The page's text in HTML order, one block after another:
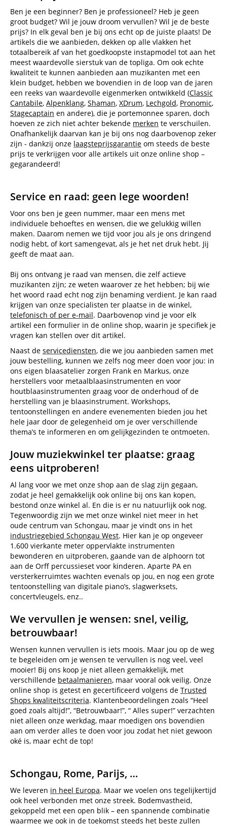
Ben je een beginner? Ben je professioneel? Heb je geen
groot budget? Wil je jouw droom vervullen? Wil je de beste
prijs? In elk geval ben je bij ons echt op de juiste plaats! De
artikels die we aanbieden, dekken op alle vlakken het
totaalbereik af van het goedkoopste instapmodel tot aan het
meest waardevolle sierstuk van de topliga. Om ook echte
kwaliteit te kunnen aanbieden aan muzikanten met een
klein budget, hebben we bovendien in de loop van de jaren
een reeks van waardevolle eigenmerken ontwikkeld (Classic
Cantabile, Alpenklang, Shaman, XDrum, Lechgold, Pronomic,
Stagecaptain en andere), die je portemonnee sparen, doch
hoeven ze zich niet achter bekende merken te verschuilen.
Onafhankelijk daarvan kan je bij ons nog daarbovenop zeker
zijn - dankzij onze laagsteprijsgarantie om steeds de beste
prijs te verkrijgen voor alle artikels uit onze online shop –
gegarandeerd!
Service en raad: geen lege woorden!
Voor ons ben je geen nummer, maar een mens met
individuele behoeftes en wensen, die we gelukkig willen
maken. Daarom nemen we tijd voor jou als je ons dringend
nodig hebt, of kort samengevat, als je het net druk hebt. Jij
geeft de maat aan.
Bij ons ontvang je raad van mensen, die zelf actieve
muzikanten zijn; ze weten waarover ze het hebben; bij wie
het woord raad echt nog zijn benaming verdient. Je kan raad
krijgen van onze specialisten ter plaatse in de winkel,
telefonisch of per e-mail. Daarbovenop vind je voor elk
artikel een formulier in de online shop, waarin je specifiek je
vragen kan stellen over dit artikel.
Naast de servicediensten, die we jou aanbieden samen met
jouw bestelling, kunnen we zelfs nog meer doen voor jou: in
ons eigen blaasatelier zorgen Frank en Markus, onze
herstellers voor metaalblaasinstrumenten en voor
houtblaasinstrumenten graag voor de onderhoud of de
herstelling van je blaasinstrument. Workshops,
tentoonstellingen en andere evenementen bieden jou het
hele jaar door de gelegenheid om je over verschillende
thema’s te informeren en om gelijkgezinden te ontmoeten.
Jouw muziekwinkel ter plaatse: graag
eens uitproberen!
Al lang voor we met onze shop aan de slag zijn gegaan,
zodat je heel gemakkelijk ook online bij ons kan kopen,
bestond onze winkel al. En die is er nu natuurlijk ook nog.
Tegenwoordig zijn we met onze winkel niet meer in het
oude centrum van Schongau, maar je vindt ons in het
industriegebied Schongau West. Hier kan je op ongeveer
1.600 vierkante meter oppervlakte instrumenten
bewonderen en uitproberen, gaande van de alphoorn tot
aan de Orff percussieset voor kinderen. Aparte PA en
versterkerruimtes wachten evenals op jou, en nog een grote
tentoonstelling van digitale piano’s, slagwerksets,
concertvleugels, enz..
We vervullen je wensen: snel, veilig,
betrouwbaar!
Wensen kunnen vervullen is iets moois. Maar jou op de weg
te begeleiden om je wensen te vervullen is nog veel, veel
mooier! Bij ons koop je niet alleen gemakkelijk, met
verschillende betaalmanieren, maar vooral ook veilig. Onze
online shop is getest en gecertificeerd volgens de Trusted
Shops kwaliteitscriteria. Klantenbeoordelingen zoals “Heel
goed zoals altijd!”, “Betrouwbaar!”, “ Alles super!” verzachten
niet alleen onze werkdag, maar moedigen ons bovendien
aan om verder alles te doen voor jou zodat het niet gewoon
oké is, maar echt de top!
Schongau, Rome, Parijs, …
We leveren in heel Europa. Maar we voelen ons tegelijkertijd
ook heel verbonden met onze streek. Bodemvastheid,
gekoppeld met een open blik – een spannende combinatie
waarmee we ook in de toekomst steeds het beste zullen